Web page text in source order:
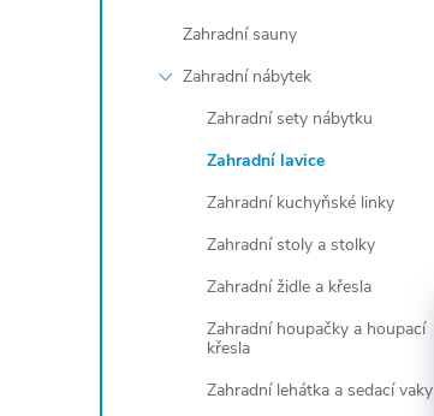
Zahradní sauny
Zahradní nábytek
Zahradní sety nábytku
Zahradní lavice
Zahradní kuchyňské linky
Zahradní stoly a stolky
Zahradní židle a křesla
Zahradní houpačky a houpací
křesla
Zahradní lehátka a sedací vaky